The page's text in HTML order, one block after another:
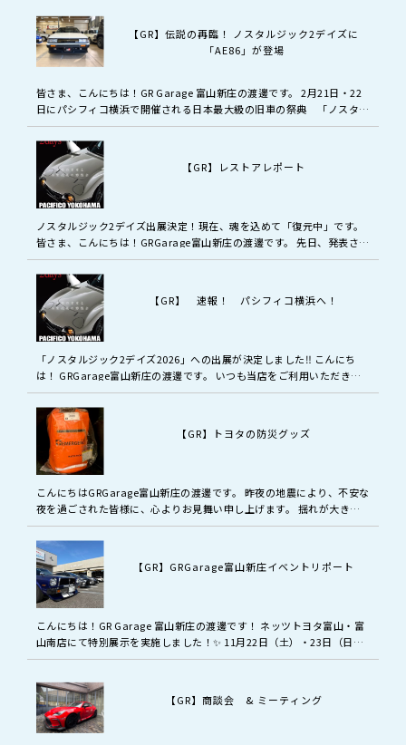
【GR】伝説の再臨！ ノスタルジック2デイズに
「AE86」が登場
皆さま、こんにちは！GR Garage 富山新庄の渡邊です。 2月21日・22
日にパシフィコ横浜で開催される日本最大級の旧車の祭典 「ノスタル
ジック2デイズ2026」 最新の報告 かねてよりお伝えして…
【GR】レストアレポート
ノスタルジック2デイズ出展決定！現在、魂を込めて「復元中」です。
皆さま、こんにちは！GRGarage富山新庄の渡邊です。 先日、発表させ
ていただきましたが…… ついに！2025年2月にパシフィコ横浜…
【GR】 速報！ パシフィコ横浜へ！
「ノスタルジック2デイズ2026」への出展が決定しました‼️ こんにち
は！ GRGarage富山新庄の渡邊です。 いつも当店をご利用いただき、
誠にありがとうございます。 本日は、クルマ好きの皆様、そし…
【GR】トヨタの防災グッズ
こんにちはGRGarage富山新庄の渡邊です。 昨夜の地震により、不安な
夜を過ごされた皆様に、心よりお見舞い申し上げます。 揺れが大きか
った地域の皆様は、今も余震や二次災害への警戒が続いていることと
思…
【GR】GRGarage富山新庄イベントリポート
こんにちは！GR Garage 富山新庄の渡邊です！ ネッツトヨタ富山・富
山南店にて特別展示を実施しました！✨ 11月22日（土）・23日（日）
の2日間、ネッツトヨタ富山・富山南店にて開催されたイベン…
【GR】商談会 & ミーティング